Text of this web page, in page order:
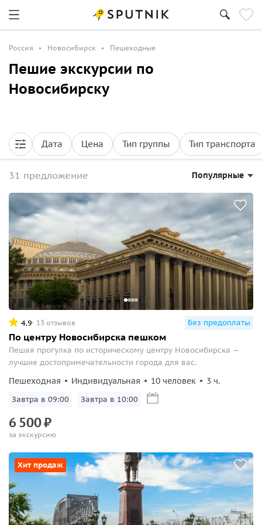
Россия Новосибирск Пешеходные
Пешие экскурсии по
Новосибирску
Дата Цена Тип группы Тип транспорта
31 предложение Популярные
4.9 13 отзывов Без предоплаты
По центру Новосибирска пешком
Пешая прогулка по историческому центру Новосибирска —
лучшие достопримечательности города для вас.
Пешеходная Индивидуальная 10 человек 3 ч.
Завтра в 09:00 Завтра в 10:00
6 500₽
за экскурсию
Хит продаж